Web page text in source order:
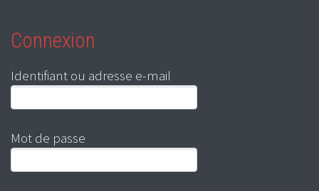
Connexion
Identifiant ou adresse e-mail
Mot de passe